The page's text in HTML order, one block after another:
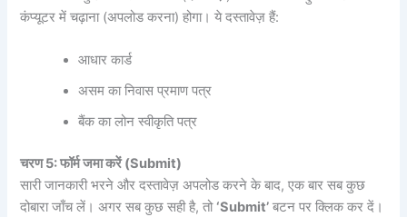
कंप्यूटर में चढ़ाना (अपलोड करना) होगा। ये दस्तावेज़ हैं:
आधार कार्ड
असम का निवास प्रमाण पत्र
बैंक का लोन स्वीकृति पत्र
चरण 5: फॉर्म जमा करें (Submit)
सारी जानकारी भरने और दस्तावेज़ अपलोड करने के बाद, एक बार सब कुछ
दोबारा जाँच लें। अगर सब कुछ सही है, तो ‘Submit’ बटन पर क्लिक कर दें।